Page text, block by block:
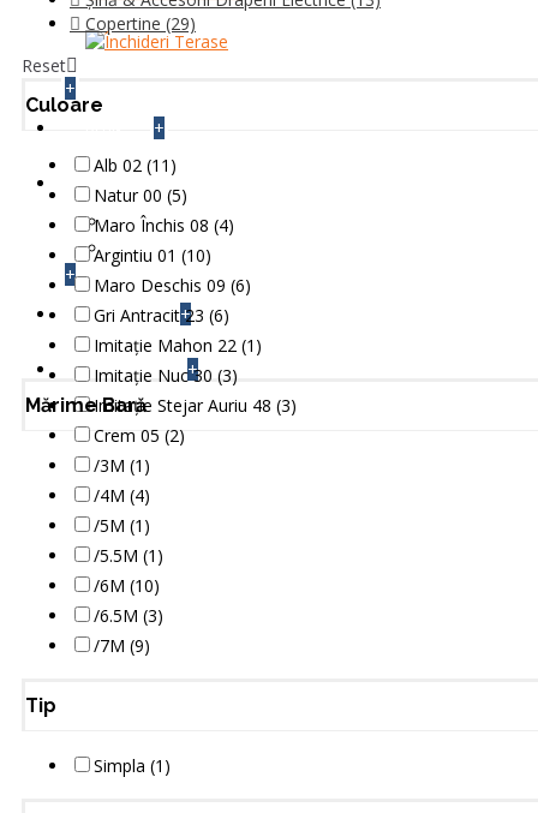
+
+
INFO TEHNIC
Setari si Montaje Automatizari
Cum se face
+
CONTACT +
FEEDBACK +
Copertine (29)
Reset
Culoare
Alb 02 (11)
Natur 00 (5)
Maro Închis 08 (4)
Argintiu 01 (10)
Maro Deschis 09 (6)
Gri Antracit 23 (6)
Imitație Mahon 22 (1)
Imitație Nuc 30 (3)
Imitație Stejar Auriu 48 (3)
Crem 05 (2)
Mărime Bară
/3M (1)
/4M (4)
/5M (1)
/5.5M (1)
/6M (10)
/6.5M (3)
/7M (9)
Tip
Simpla (1)